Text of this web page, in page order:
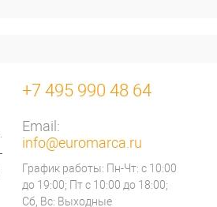
+7 495 990 48 64
Email:
info@euromarca.ru
График работы: Пн-Чт: с 10:00
до 19:00; Пт с 10:00 до 18:00;
Сб, Вс: Выходные